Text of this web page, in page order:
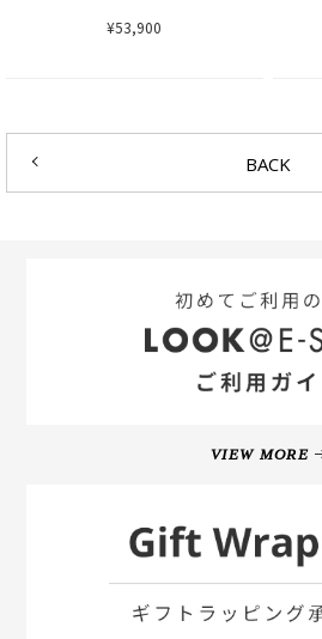
¥53,900
BACK
VIEW MORE